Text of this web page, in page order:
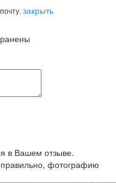
закрыть
в Вашем отзыве.
фотографию